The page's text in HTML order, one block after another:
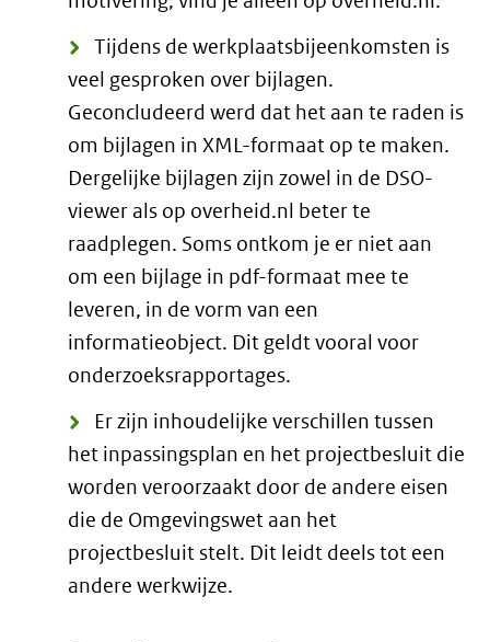
Tijdens de werkplaatsbijeenkomsten is
veel gesproken over bijlagen.
Geconcludeerd werd dat het aan te raden is
om bijlagen in XML-formaat op te maken.
Dergelijke bijlagen zijn zowel in de DSO-
viewer als op overheid.nl beter te
raadplegen. Soms ontkom je er niet aan
om een bijlage in pdf-formaat mee te
leveren, in de vorm van een
informatieobject. Dit geldt vooral voor
onderzoeksrapportages.
Er zijn inhoudelijke verschillen tussen
het inpassingsplan en het projectbesluit die
worden veroorzaakt door de andere eisen
die de Omgevingswet aan het
projectbesluit stelt. Dit leidt deels tot een
andere werkwijze.